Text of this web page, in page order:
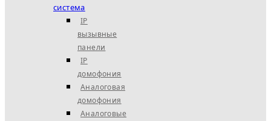
система
IP
вызывные
панели
IP
домофония
Аналоговая
домофония
Аналоговые